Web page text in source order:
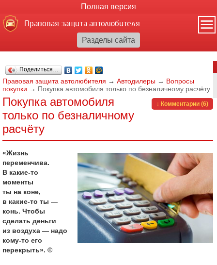
Полная версия
Правовая защита автолюбителя
Поделиться…
Правовая защита автолюбителя → Автодилеры → Вопросы
покупки → Покупка автомобиля только по безналичному расчёту
↓ Комментарии (6)
Покупка автомобиля
только по безналичному
расчёту
«Жизнь
переменчива.
В какие-то
моменты
ты на коне,
в какие-то ты —
конь. Чтобы
сделать деньги
из воздуха — надо
кому-то его
перекрыть». ©